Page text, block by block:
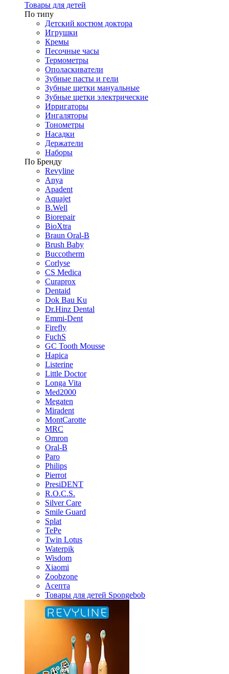
Товары для детей
По типу
Детский костюм доктора
Игрушки
Кремы
Песочные часы
Термометры
Ополаскиватели
Зубные пасты и гели
Зубные щетки мануальные
Зубные щетки электрические
Ирригаторы
Ингаляторы
Тонометры
Насадки
Держатели
Наборы
По Бренду
Revyline
Anya
Apadent
Aquajet
B.Well
Biorepair
BioXtra
Braun Oral-B
Brush Baby
Buccotherm
Corlyse
CS Medica
Curaprox
Dentaid
Dok Bau Ku
Dr.Hinz Dental
Emmi-Dent
Firefly
FuchS
GC Tooth Mousse
Hapica
Listerine
Little Doctor
Longa Vita
Med2000
Megaten
Miradent
MontCarotte
MRC
Omron
Oral-B
Paro
Philips
Pierrot
PresiDENT
R.O.C.S.
Silver Care
Smile Guard
Splat
TePe
Twin Lotus
Waterpik
Wisdom
Xiaomi
Zoobzone
Асепта
Товары для детей Spongebob